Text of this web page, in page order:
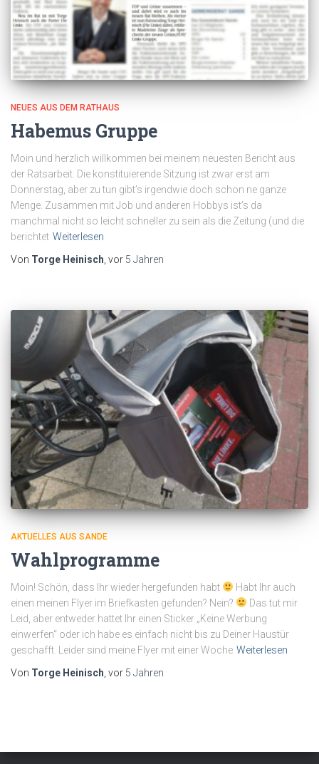
NEUES AUS DEM RATHAUS
Habemus Gruppe
Moin und herzlich willkommen bei meinem neuesten Bericht aus
der Ratsarbeit. Die konstituierende Sitzung ist zwar erst am
Donnerstag, aber zu tun gibt’s irgendwie doch schon ne ganze
Menge. Zusammen mit Job und anderen Hobbys ist’s da
manchmal nicht so leicht schneller zu sein als die Zeitung (und die
berichtet Weiterlesen
Von Torge Heinisch , vor 5 Jahren
AKTUELLES AUS SANDE
Wahlprogramme
Moin! Schön, dass Ihr wieder hergefunden habt
Habt Ihr auch
einen meinen Flyer im Briefkasten gefunden? Nein?
Das tut mir
Leid, aber entweder hattet Ihr einen Sticker „Keine Werbung
einwerfen“ oder ich habe es einfach nicht bis zu Deiner Haustür
geschafft. Leider sind meine Flyer mit einer Woche Weiterlesen
Von Torge Heinisch , vor 5 Jahren